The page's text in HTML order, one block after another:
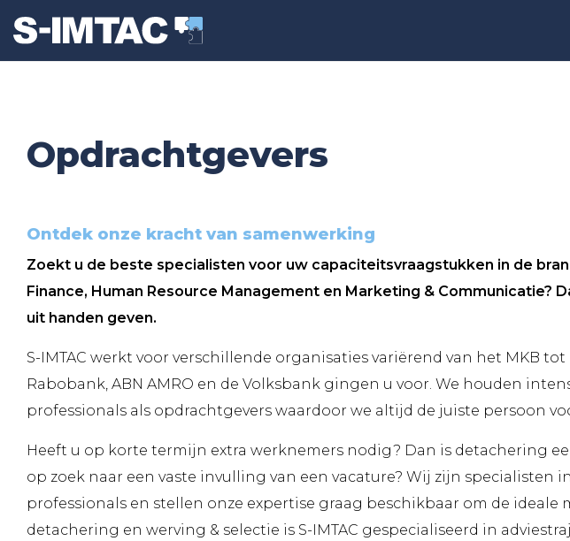
Opdrachtgevers
Ontdek onze kracht van samenwerking
Zoekt u de beste specialisten voor uw capaciteitsvraagstukken in de
Finance, Human Resource Management en Marketing & Communicatie?
uit handen geven.
S-IMTAC werkt voor verschillende organisaties variërend van het MKB
Rabobank, ABN AMRO en de Volksbank gingen u voor. We houden
professionals als opdrachtgevers waardoor we altijd de juiste persoon
Heeft u op korte termijn extra werknemers nodig? Dan is detachering
op zoek naar een vaste invulling van een vacature? Wij zijn specialisten
professionals en stellen onze expertise graag beschikbaar om de ideale
detachering en werving & selectie is S-IMTAC gespecialiseerd in